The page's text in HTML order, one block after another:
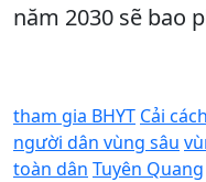
năm 2030 sẽ bao
tham gia BHYT Cải
người dân vùng sâu
toàn dân Tuyên Quang